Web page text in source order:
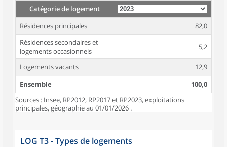
Catégorie de logement
Résidences principales
82,0
Résidences secondaires et
logements occasionnels
5,2
Logements vacants
12,9
Ensemble
100,0
Sources : Insee, RP2012, RP2017 et RP2023, exploitations
principales, géographie au 01/01/2026 .
LOG T3 - Types de logements